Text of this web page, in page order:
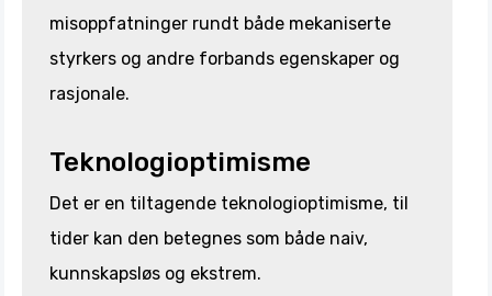
misoppfatninger rundt både mekaniserte
styrkers og andre forbands egenskaper og
rasjonale.
Teknologioptimisme
Det er en tiltagende teknologioptimisme, til
tider kan den betegnes som både naiv,
kunnskapsløs og ekstrem.